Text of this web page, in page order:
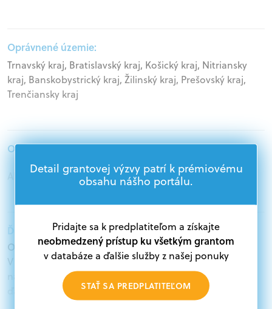
Oprávnené územie:
Trnavský kraj, Bratislavský kraj, Košický kraj, Nitriansky
kraj, Banskobystrický kraj, Žilinský kraj, Prešovský kraj,
Trenčiansky kraj
Oprávnení žiadatelia:
Akademický sektor, Samospráva
Ďalšie informácie:
Oprávnení žiadatelia:
V databáze grantov a dotácií na portáli Grantexpert.sk
nájdete aktuálne výzvy z eurofondov, plánu obnovy a
ďalších zdrojov.
Detail grantovej výzvy patrí k prémiovému
obsahu nášho portálu.
Pridajte sa k predplatiteľom a získajte
neobmedzený prístup ku všetkým grantom
v databáze a ďalšie služby z našej ponuky
STAŤ SA PREDPLATITEĽOM